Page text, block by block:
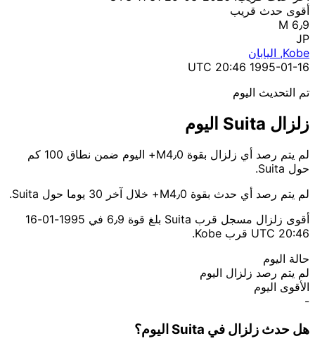
أقوى حدث قريب
M 6٫9
JP
Kobe, اليابان
1995-01-16 20:46 UTC
تم التحديث اليوم
زلزال Suita اليوم
لم يتم رصد أي زلزال بقوة M4٫0+ اليوم ضمن نطاق 100 كم
حول Suita.
لم يتم رصد أي حدث بقوة M4٫0+ خلال آخر 30 يوما حول Suita.
أقوى زلزال مسجل قرب Suita بلغ قوة 6٫9 في 1995-01-16
20:46 UTC قرب Kobe.
حالة اليوم
لم يتم رصد زلزال اليوم
الأقوى اليوم
-
هل حدث زلزال في Suita اليوم؟